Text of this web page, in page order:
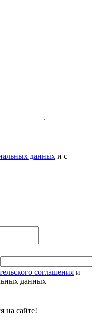
данных и с
соглашения и
данных
на сайте!